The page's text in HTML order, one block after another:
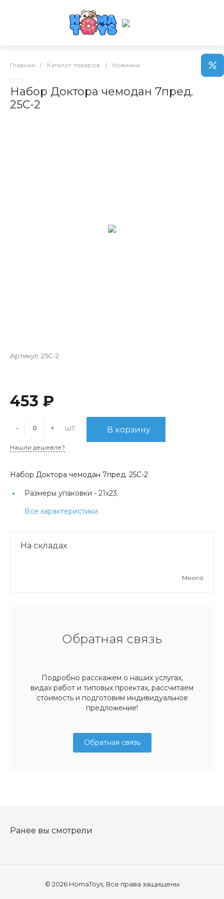
Главная / Каталог товаров / Новинки
Набор Доктора чемодан 7пред.
25C-2
Артикул: 25C-2
453 ₽
- + шт. В корзину
Нашли дешевле?
Набор Доктора чемодан 7пред. 25C-2
Размеры упаковки - 21х23;
Все характеристики
На складах
Много
Обратная связь
Подробно расскажем о наших услугах,
видах работ и типовых проектах, рассчитаем
стоимость и подготовим индивидуальное
предложение!
Обратная связь
Ранее вы смотрели
© 2026 HomaToys, Все права защищены